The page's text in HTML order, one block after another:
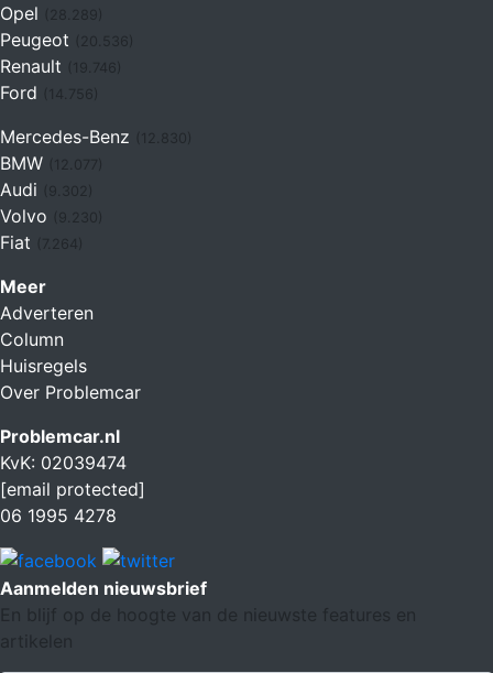
Opel
Peugeot (20.536)
Renault (19.746)
Ford (14.756)
Mercedes-Benz
BMW
Audi
Volvo
Fiat (7.264)
Meer
Adverteren
Column
Huisregels
Over Problemcar
Problemcar.nl
KvK: 02039474
[email protected]
06 1995 4278
Aanmelden nieuwsbrief
En blijf op de hoogte van de nieuwste features en
artikelen